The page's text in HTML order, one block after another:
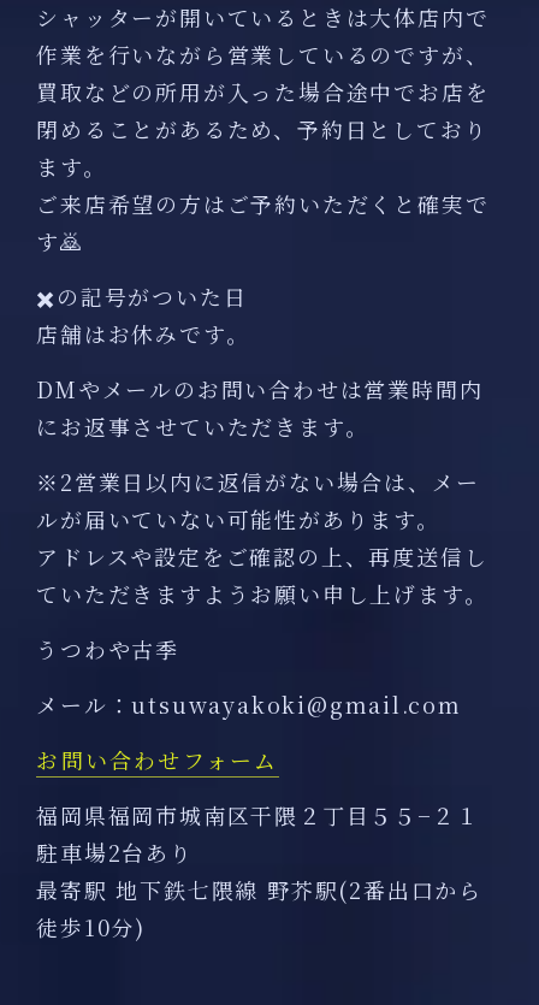
シャッターが開いているときは大体店内で
作業を行いながら営業しているのですが、
買取などの所用が入った場合途中でお店を
閉めることがあるため、予約日としており
ます。
ご来店希望の方はご予約いただくと確実で
す🙇
✖️の記号がついた日
店舗はお休みです。
DMやメールのお問い合わせは営業時間内
にお返事させていただきます。
※2営業日以内に返信がない場合は、メー
ルが届いていない可能性があります。
アドレスや設定をご確認の上、再度送信し
ていただきますようお願い申し上げます。
うつわや古季
メール：utsuwayakoki@gmail.com
お問い合わせフォーム
福岡県福岡市城南区干隈２丁目５５−２１
駐車場2台あり
最寄駅 地下鉄七隈線 野芥駅(2番出口から
徒歩10分)